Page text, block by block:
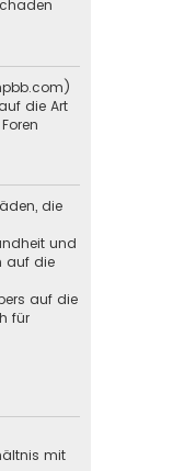
die Art
die
und
auf die
auf die
für
mit